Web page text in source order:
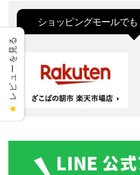
ショッピングモールでも
★
レビューを見る